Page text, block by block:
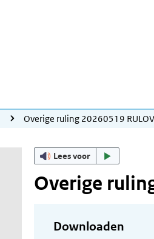
Overige ruling 20260519
Lees voor
Overige
Downloaden